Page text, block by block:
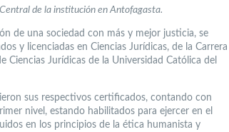
de la institución en Antofagasta.
de una sociedad con más y mejor justicia, se
y licenciadas en Ciencias Jurídicas, de la Carrera
Ciencias Jurídicas de la Universidad Católica del
sus respectivos certificados, contando con
nivel, estando habilitados para ejercer en el
en los principios de la ética humanista y